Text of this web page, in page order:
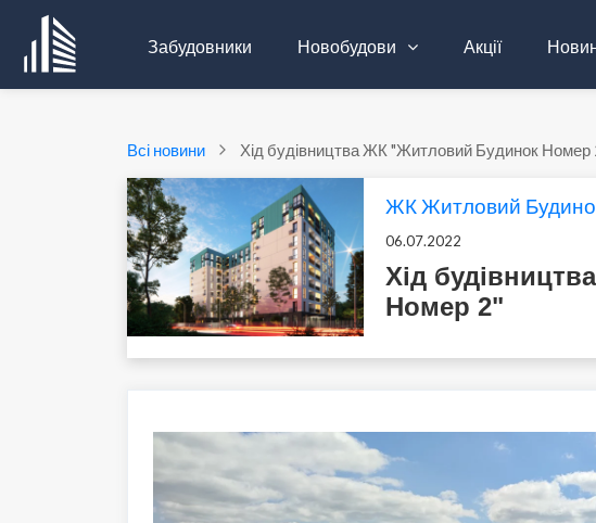
Забудовники Новобудови Акції
Всі новини Хід будівництва ЖК "Житловий Будинок Номер
ЖК Житловий
06.07.2022
Хід
Номер 2"